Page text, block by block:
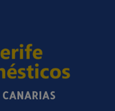
CANARIAS